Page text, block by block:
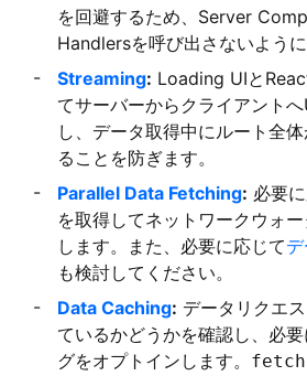
を回避するため、Server
Handlersを呼び出さないように
Streaming: Loading UIと
てサーバーからクライアント
し、データ取得中にルート全
ることを防ぎます。
Parallel Data Fetching: 必要
を取得してネットワークウォ
します。また、必要に応じて
も検討してください。
Data Caching: データリクエ
ているかどうかを確認し、必
グをオプトインします。 fetch